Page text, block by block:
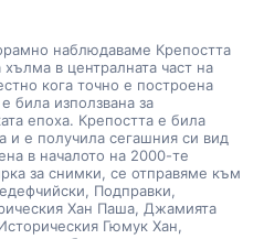
наблюдаваме Крепостта
в централната част на
кога точно е построена
била използвана за
епоха. Крепостта е била
и е получила сегашния си вид
в началото на 2000-те
за снимки, се отправяме към
Подправки,
Хан Паша, Джамията
Гюмук Хан,